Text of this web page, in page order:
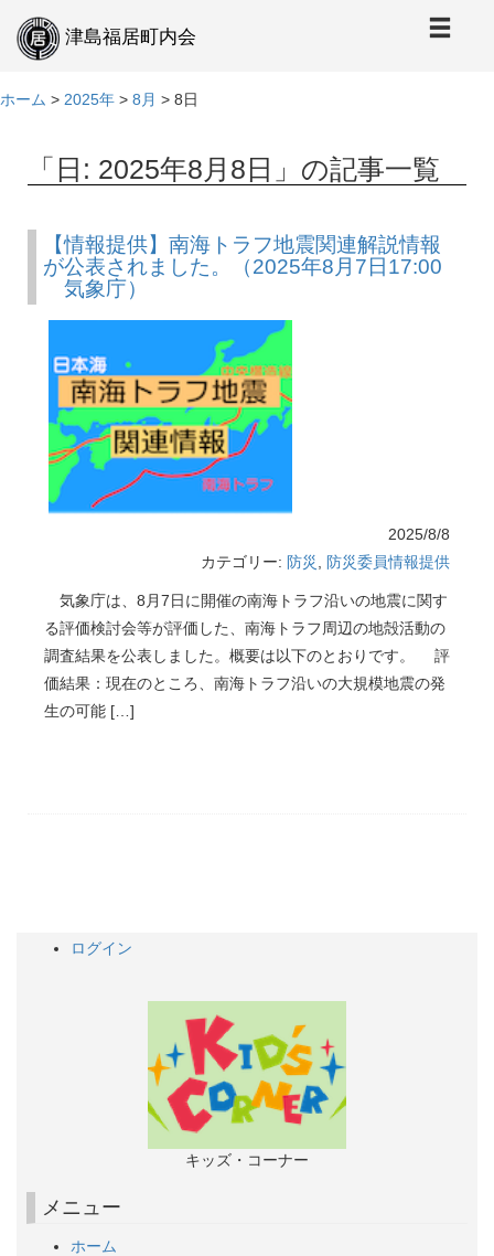
津島福居町内会
ホーム > 2025年 > 8月 > 8日
「日: 2025年8月8日 」の記事一覧
【情報提供】南海トラフ地震関連解説情報
が公表されました。（2025年8月7日17:00
気象庁）
2025/8/8
カテゴリー: 防災 防災委員情報提供
気象庁は、8月7日に開催の南海トラフ沿いの地震に関す
る評価検討会等が評価した、南海トラフ周辺の地殻活動の
調査結果を公表しました。概要は以下のとおりです。 評
価結果：現在のところ、南海トラフ沿いの大規模地震の発
生の可能 […]
ログイン
キッズ・コーナー
メニュー
ホーム